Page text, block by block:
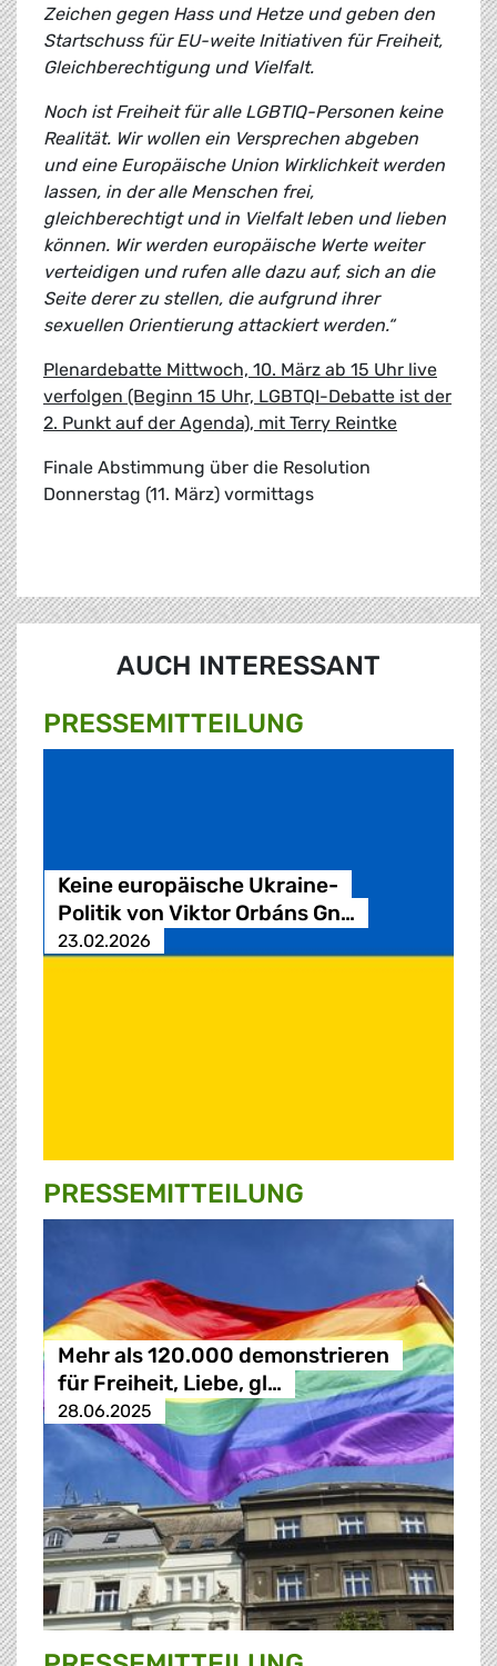
Zeichen gegen Hass und Hetze und geben den
Startschuss für EU-weite Initiativen für Freiheit,
Gleichberechtigung und Vielfalt.
Noch ist Freiheit für alle LGBTIQ-Personen keine
Realität. Wir wollen ein Versprechen abgeben
und eine Europäische Union Wirklichkeit werden
lassen, in der alle Menschen frei,
gleichberechtigt und in Vielfalt leben und lieben
können. Wir werden europäische Werte weiter
verteidigen und rufen alle dazu auf, sich an die
Seite derer zu stellen, die aufgrund ihrer
sexuellen Orientierung attackiert werden.“
Plenardebatte Mittwoch, 10. März ab 15 Uhr live
verfolgen (Beginn 15 Uhr, LGBTQI-Debatte ist der
2. Punkt auf der Agenda), mit Terry Reintke
Finale Abstimmung über die Resolution
Donnerstag (11. März) vormittags
AUCH INTERESSANT
PRESSE­MITTEILUNG
Keine europäische Ukraine-
Politik von Viktor Orbáns Gn…
23.02.2026
PRESSE­MITTEILUNG
Mehr als 120.000 demonstrieren
für Freiheit, Liebe, gl…
28.06.2025